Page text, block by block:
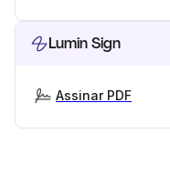
Lumin Sign
Assinar PDF